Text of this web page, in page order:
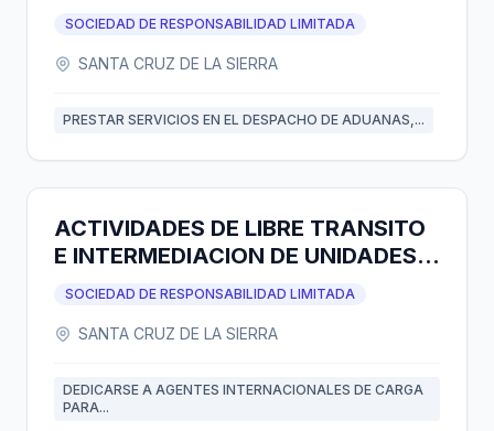
SOCIEDAD DE RESPONSABILIDAD LIMITADA
SANTA CRUZ DE LA SIERRA
PRESTAR SERVICIOS EN EL DESPACHO DE ADUANAS,...
ACTIVIDADES DE LIBRE TRANSITO
E INTERMEDIACION DE UNIDADES
DE SERVICIO S.R.L.
SOCIEDAD DE RESPONSABILIDAD LIMITADA
SANTA CRUZ DE LA SIERRA
DEDICARSE A AGENTES INTERNACIONALES DE CARGA
PARA...